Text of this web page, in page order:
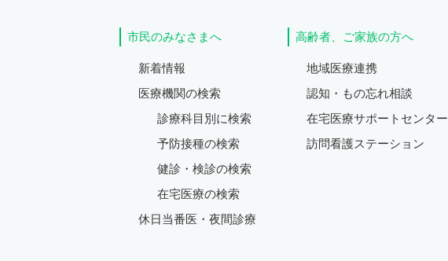
市民のみなさまへ
新着情報
医療機関の検索
診療科目別に検索
予防接種の検索
健診・検診の検索
在宅医療の検索
休日当番医・夜間診療
高齢者、ご家族の方へ
地域医療連携
認知・もの忘れ相談
在宅医療サポートセンター
訪問看護ステーション